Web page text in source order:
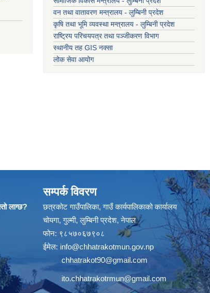
वन तथा वातावरण मन्त्रालय - लुम्बिनी प्रदेश
कृषि तथा भूमि व्यवस्था मन्त्रालय - लुम्बिनी प्रदेश
राष्ट्रिय परिचयपत्र तथा पञ्जीकरण विभाग
स्थानीय तह GIS नक्सा
लोक सेवा आयोग
लाग्छ?
सम्पर्क विवरण
छत्रकोट गाउँपालिका, गाउँ कार्यपालिकाको कार्यालय
चोयगा, गुल्मी, लुम्बिनी प्रदेश, नेपाल
फोन: ९८५७०६७९०८
ईमेल: info@chhatrakotmun.gov.np
chhatrakot90@gmail.com
ito.chhatrakotrmun@gmail.com